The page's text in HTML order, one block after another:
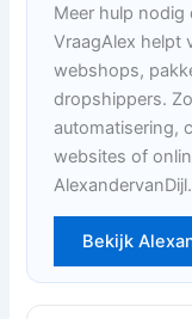
Meer hulp nodig
VraagAlex helpt
webshops,
dropshippers.
automatisering,
websites of
Bekijk